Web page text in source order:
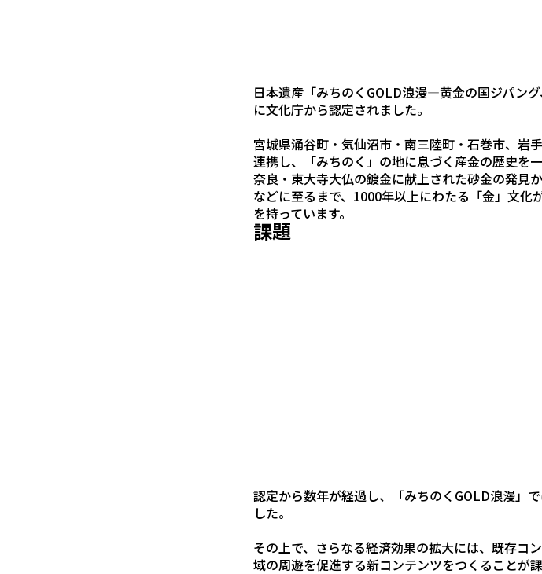
日本遺産「みちのくGOLD浪漫―黄金の国ジパン
に文化庁から認定されました。
宮城県涌谷町・気仙沼市・南三陸町・石巻市、岩
連携し、「みちのく」の地に息づく産金の歴史を
奈良・東大寺大仏の鍍金に献上された砂金の発見
などに至るまで、1000年以上にわたる「金」文
を持っています。
課題
認定から数年が経過し、「みちのくGOLD浪漫」
した。
その上で、さらなる経済効果の拡大には、既存コ
域の周遊を促進する新コンテンツをつくることが